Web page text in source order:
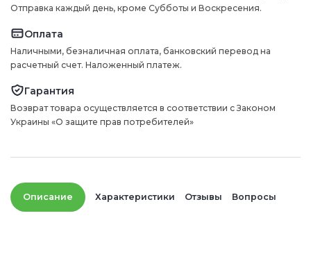
Отправка каждый день, кроме Субботы и Воскресения.
Оплата
Наличными, безналичная оплата, банковский перевод на
расчетный счет. Наложенный платеж.
Гарантия
Возврат товара осуществляется в соответствии с Законом
Украины «О защите прав потребителей»
Описание Характеристики Отзывы Вопросы